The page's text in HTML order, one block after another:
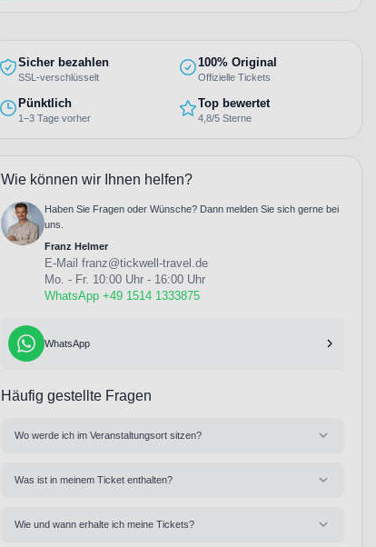
Sicher bezahlen
SSL-verschlüsselt
100% Original
Offizielle Tickets
Pünktlich
1–3 Tage vorher
Top bewertet
4,8/5 Sterne
Wie können wir Ihnen helfen?
Haben Sie Fragen oder Wünsche? Dann melden Sie sich gerne bei
uns.
Franz Helmer
E-Mail franz@tickwell-travel.de
Mo. - Fr. 10:00 Uhr - 16:00 Uhr
WhatsApp +49 1514 1333875
WhatsApp
Häufig gestellte Fragen
Wo werde ich im Veranstaltungsort sitzen?
Was ist in meinem Ticket enthalten?
Wie und wann erhalte ich meine Tickets?